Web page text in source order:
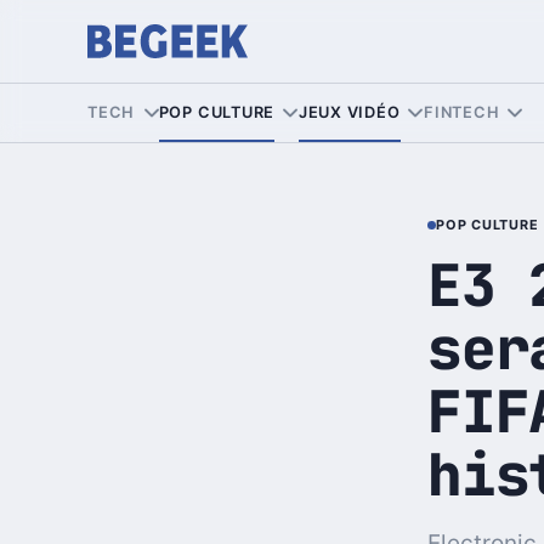
TECH POP CULTURE JEUX VIDÉO FINTECH
POP CULTURE
E3